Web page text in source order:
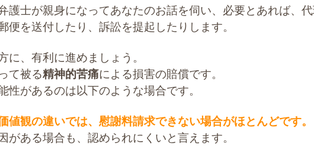
護士が親身になってあなたのお話を伺い、必要とあれば、
便を送付したり、訴訟を提起したりします。
に、有利に進めましょう。
て被る精神的苦痛による損害の賠償です。
性があるのは以下のような場合です。
値観の違いでは、慰謝料請求できない場合がほとんどです。
がある場合も、認められにくいと言えます。